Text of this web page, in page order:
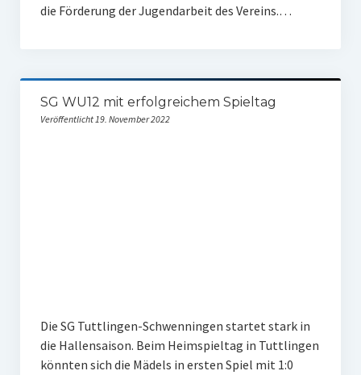
die Förderung der Jugendarbeit des Vereins.…
SG WU12 mit erfolgreichem Spieltag
Veröffentlicht 19. November 2022
Die SG Tuttlingen-Schwenningen startet stark in
die Hallensaison. Beim Heimspieltag in Tuttlingen
könnten sich die Mädels in ersten Spiel mit 1:0